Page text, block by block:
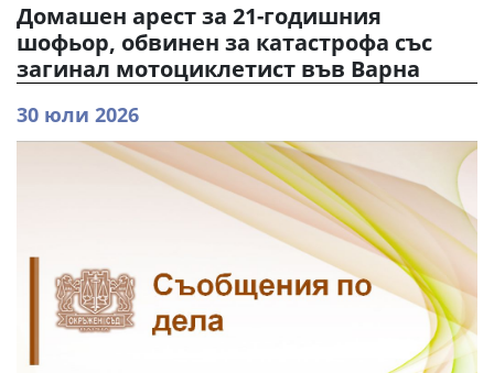
Домашен арест за 21-годишния
шофьор, обвинен за катастрофа със
загинал мотоциклетист във Варна
30 юли 2026